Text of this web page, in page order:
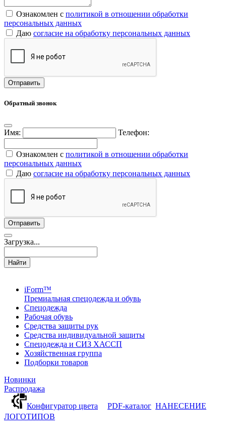
Ознакомлен с политикой в отношении обработки
персональных данных
Даю согласие на обработку персональных данных
Обратный звонок
Имя: Телефон:
Ознакомлен с политикой в отношении обработки
персональных данных
Даю согласие на обработку персональных данных
Загрузка...
Найти
iForm™
Премиальная спецодежда и обувь
Спецодежда
Рабочая обувь
Средства защиты рук
Средства индивидуальной защиты
Спецодежда и СИЗ ХАССП
Хозяйственная группа
Подборки товаров
Новинки
Распродажа
Конфигуратор цвета
PDF-каталог НАНЕСЕНИЕ
ЛОГОТИПОВ